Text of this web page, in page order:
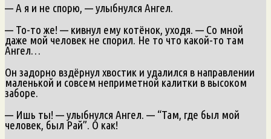
— А я и не спорю, — улыбнулся Ангел.
— То-то же! — кивнул ему котёнок, уходя. — Со мной
даже мой человек не спорил. Не то что какой-то там
Ангел…
Он задорно вздёрнул хвостик и удалился в направлении
маленькой и совсем неприметной калитки в высоком
заборе.
— Ишь ты! — улыбнулся Ангел. — “Там, где был мой
человек, был Рай”. О как!